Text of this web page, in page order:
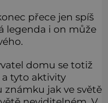
přece jen spíš
legenda i on může
domu se totiž
tyto aktivity
známku jak ve světě